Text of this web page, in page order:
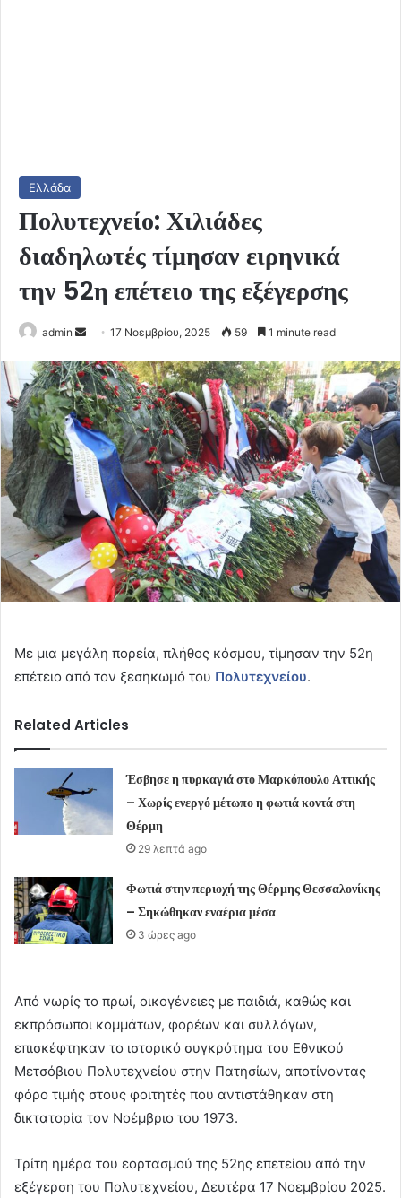
Ελλάδα
Πολυτεχνείο: Χιλιάδες
διαδηλωτές τίμησαν ειρηνικά
την 52η επέτειο της εξέγερσης
admin
Send
email
17 Νοεμβρίου, 2025 59 1 minute read
Με μια μεγάλη πορεία, πλήθος κόσμου, τίμησαν την 52η
επέτειο από τον ξεσηκωμό του Πολυτεχνείου.
Related Articles
Έσβησε η πυρκαγιά στο Μαρκόπουλο Αττικής
– Χωρίς ενεργό μέτωπο η φωτιά κοντά στη
Θέρμη
29 λεπτά ago
Φωτιά στην περιοχή της Θέρμης Θεσσαλονίκης
– Σηκώθηκαν εναέρια μέσα
3 ώρες ago
Από νωρίς το πρωί, οικογένειες με παιδιά, καθώς και
εκπρόσωποι κομμάτων, φορέων και συλλόγων,
επισκέφτηκαν το ιστορικό συγκρότημα του Εθνικού
Μετσόβιου Πολυτεχνείου στην Πατησίων, αποτίνοντας
φόρο τιμής στους φοιτητές που αντιστάθηκαν στη
δικτατορία τον Νοέμβριο του 1973.
Τρίτη ημέρα του εορτασμού της 52ης επετείου από την
εξέγερση του Πολυτεχνείου, Δευτέρα 17 Νοεμβρίου 2025.